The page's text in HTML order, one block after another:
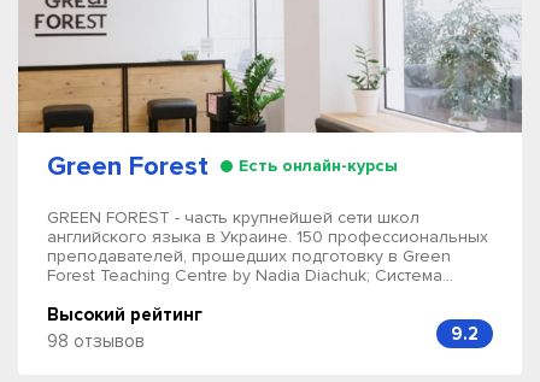
Green Forest Есть онлайн-курсы
GREEN FOREST - часть крупнейшей сети школ
английского языка в Украине. 150 профессиональных
преподавателей, прошедших подготовку в Green
Forest Teaching Centre by Nadia Diachuk; Система...
Высокий рейтинг
98 отзывов
9.2